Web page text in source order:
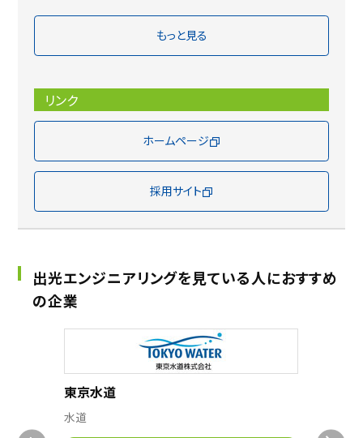
もっと見る
リンク
ホームページ
採用サイト
出光エンジニアリングを見ている人におすすめ
の企業
東京水道
水道